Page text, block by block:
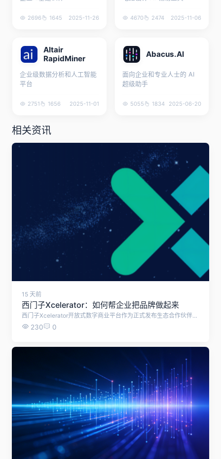
2696 1645 2025-11-26 4670 2474 2025-11-06
Altair
RapidMiner
企业级数据分析和人工智能
平台
2751 1656 2025-11-01
Abacus.AI
面向企业和专业人士的 AI
超级助手
5055 1834 2025-06-20
相关资讯
15 天前
西门子Xcelerator：如何帮企业把品牌做起来
西门子Xcelerator开放式数字商业平台作为正式发布生态合作伙伴"繁星计划"，旨在发挥平台网络效应，与生态伙伴共享知识与技术资源，共创面向客户的解决方案，共赢数字化与低碳化新机遇。
230 0